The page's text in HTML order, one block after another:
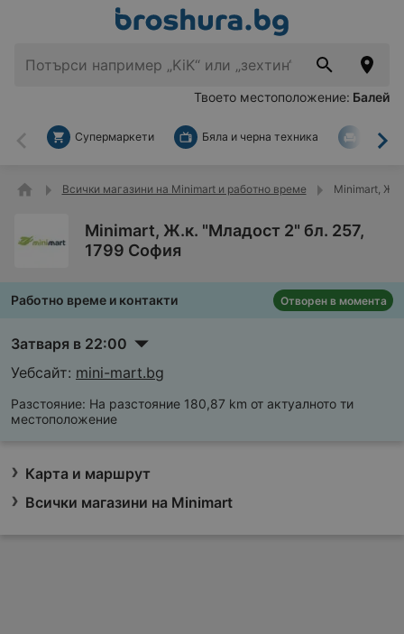
Твоето местоположение: Балей
Назад
Супермаркети Бяла и черна техника За
Всички магазини на Minimart и работно време Minimart,
Minimart, Ж.к. "Младост 2" бл. 257,
1799 София
Работно време и контакти Отворен в момента
Затваря в 22:00
Уебсайт: mini-mart.bg
Разстояние: На разстояние 180,87 km от актуалното ти
местоположение
Карта и маршрут
Всички магазини на Minimart